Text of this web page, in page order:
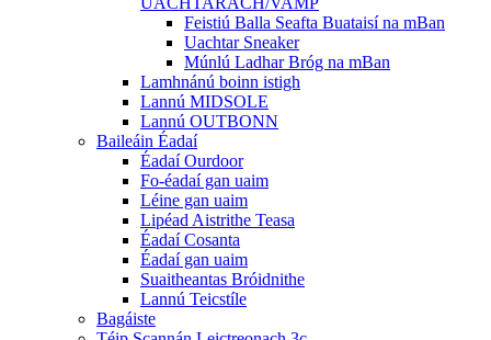
Feistiú Balla Seafta Buataisí na mBan
Uachtar Sneaker
Múnlú Ladhar Bróg na mBan
Lamhnánú boinn istigh
Lannú MIDSOLE
Lannú OUTBONN
Baileáin Éadaí
Éadaí Ourdoor
Fo-éadaí gan uaim
Léine gan uaim
Lipéad Aistrithe Teasa
Éadaí Cosanta
Éadaí gan uaim
Suaitheantas Bróidnithe
Lannú Teicstíle
Bagáiste